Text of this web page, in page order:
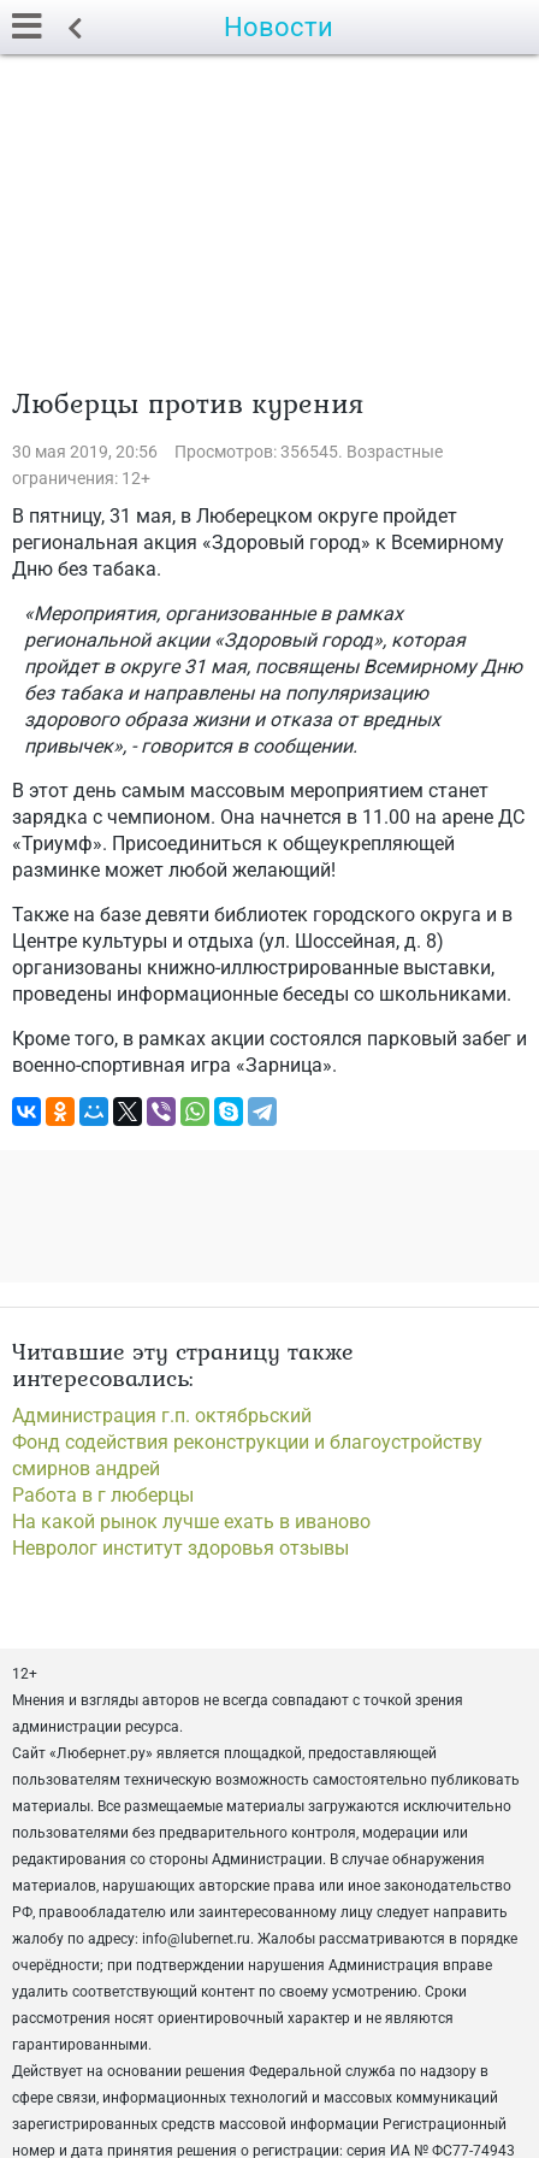
Новости
Люберцы против курения
30 мая 2019, 20:56
Просмотров: 356545. Возрастные
ограничения: 12+
В пятницу, 31 мая, в Люберецком округе пройдет
региональная акция «Здоровый город» к Всемирному
Дню без табака.
«Мероприятия, организованные в рамках
региональной акции «Здоровый город», которая
пройдет в округе 31 мая, посвящены Всемирному Дню
без табака и направлены на популяризацию
здорового образа жизни и отказа от вредных
привычек», - говорится в сообщении.
В этот день самым массовым мероприятием станет
зарядка с чемпионом. Она начнется в 11.00 на арене ДС
«Триумф». Присоединиться к общеукрепляющей
разминке может любой желающий!
Также на базе девяти библиотек городского округа и в
Центре культуры и отдыха (ул. Шоссейная, д. 8)
организованы книжно-иллюстрированные выставки,
проведены информационные беседы со школьниками.
Кроме того, в рамках акции состоялся парковый забег и
военно-спортивная игра «Зарница».
Читавшие эту страницу также
интересовались:
Администрация г.п. октябрьский
Фонд содействия реконструкции и благоустройству
смирнов андрей
Работа в г люберцы
На какой рынок лучше ехать в иваново
Невролог институт здоровья отзывы
12+
Мнения и взгляды авторов не всегда совпадают с точкой зрения
администрации ресурса.
Сайт «Любернет.ру» является площадкой, предоставляющей
пользователям техническую возможность самостоятельно публиковать
материалы. Все размещаемые материалы загружаются исключительно
пользователями без предварительного контроля, модерации или
редактирования со стороны Администрации. В случае обнаружения
материалов, нарушающих авторские права или иное законодательство
РФ, правообладателю или заинтересованному лицу следует направить
жалобу по адресу: info@lubernet.ru. Жалобы рассматриваются в порядке
очерёдности; при подтверждении нарушения Администрация вправе
удалить соответствующий контент по своему усмотрению. Сроки
рассмотрения носят ориентировочный характер и не являются
гарантированными.
Действует на основании решения Федеральной служба по надзору в
сфере связи, информационных технологий и массовых коммуникаций
зарегистрированных средств массовой информации Регистрационный
номер и дата принятия решения о регистрации: серия ИА № ФС77-74943